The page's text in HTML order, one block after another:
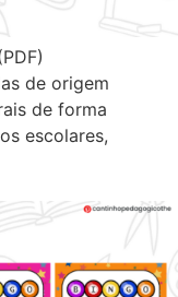
de origem
de forma
escolares,